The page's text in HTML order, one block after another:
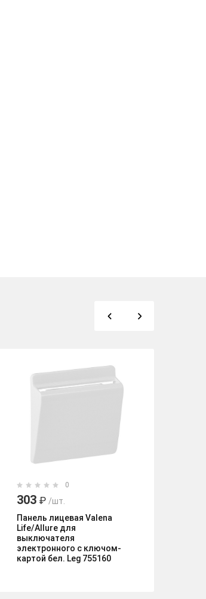
0
303 ₽ /шт.
Панель лицевая Valena
Life/Allure для
выключателя
электронного с ключом-
картой бел. Leg 755160